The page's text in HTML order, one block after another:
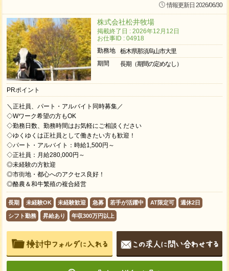
情報更新日 2026/06/30
株式会社松井牧場
掲載終了日 : 2026年12月12日
お仕事ID : 04918
勤務地
栃木県那須烏山市大里
期間
長期（期間の定めなし）
PRポイント
＼正社員、パート・アルバイト同時募集／
◇Wワーク希望の方もOK
◇勤務日数、勤務時間はお気軽にご相談ください
◇ゆくゆくは正社員として働きたい方も歓迎！
◇パート・アルバイト：時給1,500円～
◇正社員：月給280,000円～
◎未経験の方歓迎
◎市街地・都心へのアクセス良好！
◎酪農＆和牛繁殖の複合経営
長期 未経験OK 未経験歓迎 急募 若手が活躍中 AT限定可 週休2日
シフト勤務 昇給あり 年収300万円以上